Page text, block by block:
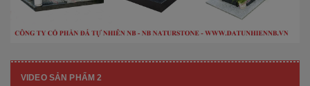
VIDEO SẢN PHẨM 2